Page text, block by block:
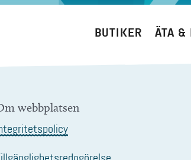
BUTIKER ÄTA &
webbplatsen